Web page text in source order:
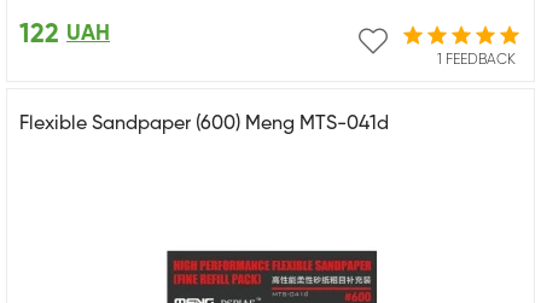
1 FEEDBACK
122 UAH
Flexible Sandpaper (600) Meng MTS-041d